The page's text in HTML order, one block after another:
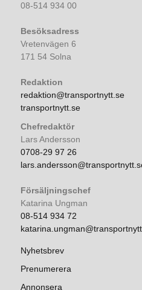
08-514 934 00
Besöksadress
Vretenvägen 6
171 54 Solna
Redaktion
redaktion@transportnytt.se
transportnytt.se
Chefredaktör
Lars Andersson
0708-29 97 26
Försäljningschef
Katarina Ungman
08-514 934 72
Nyhetsbrev
Prenumerera
Annonsera